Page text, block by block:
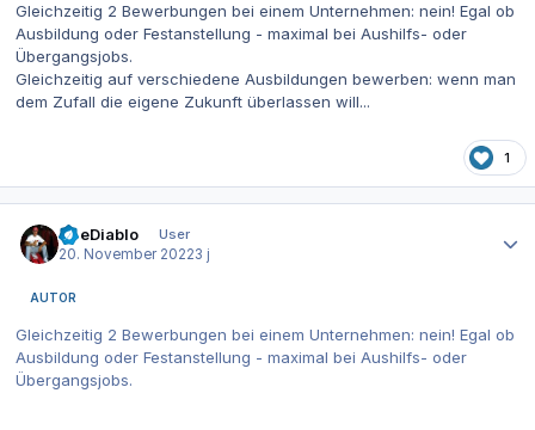
Gleichzeitig 2 Bewerbungen bei einem Unternehmen: nein! Egal ob
Ausbildung oder Festanstellung - maximal bei Aushilfs- oder
Übergangsjobs.
Gleichzeitig auf verschiedene Ausbildungen bewerben: wenn man
dem Zufall die eigene Zukunft überlassen will...
1
TheDiablo
User
20. November 20223 j
AUTOR
Gleichzeitig 2 Bewerbungen bei einem Unternehmen: nein! Egal ob
Ausbildung oder Festanstellung - maximal bei Aushilfs- oder
Übergangsjobs.